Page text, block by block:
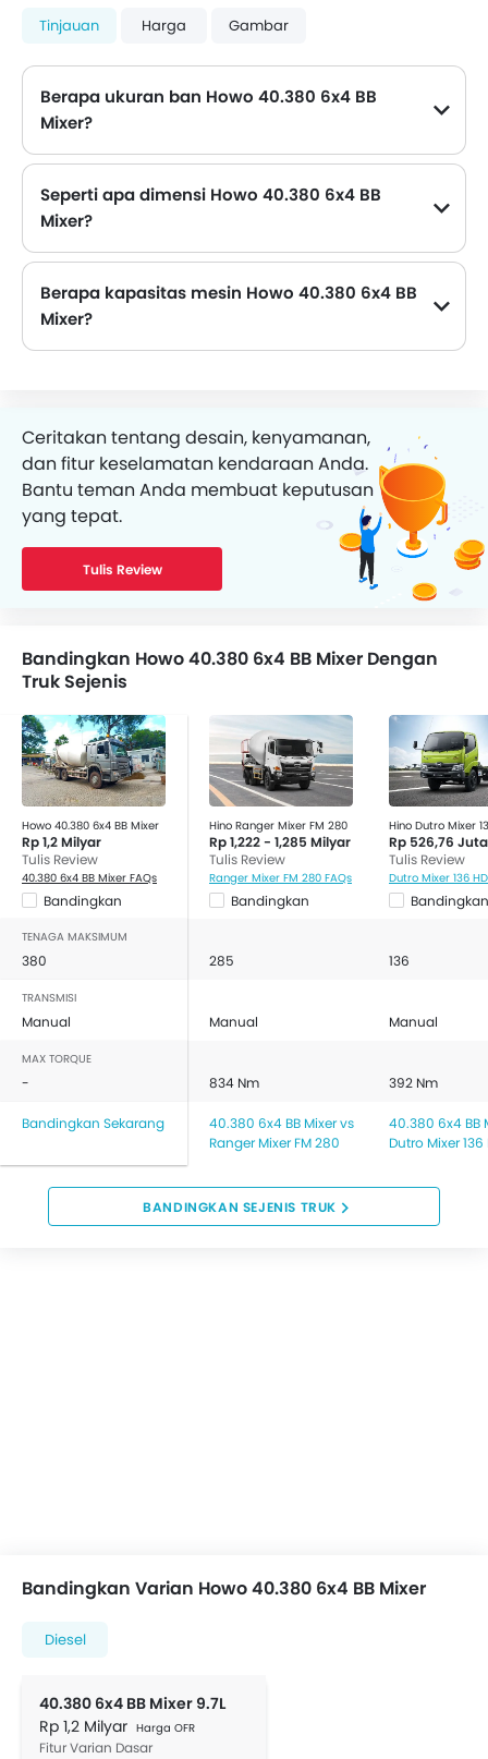
Tinjauan Harga Gambar
Berapa ukuran ban Howo 40.380 6x4 BB
Mixer?
Seperti apa dimensi Howo 40.380 6x4 BB
Mixer?
Berapa kapasitas mesin Howo 40.380 6x4 BB
Mixer?
Ceritakan tentang desain, kenyamanan,
dan fitur keselamatan kendaraan Anda.
Bantu teman Anda membuat keputusan
yang tepat.
Tulis Review
Bandingkan Howo 40.380 6x4 BB Mixer Dengan
Truk Sejenis
Howo 40.380 6x4 BB Mixer
Rp 1,2 Milyar
Tulis Review
40.380 6x4 BB Mixer FAQs
Bandingkan
Hino Ranger Mixer FM 280
Rp 1,222 - 1,285 Milyar
Tulis Review
Ranger Mixer FM 280 FAQs
Bandingkan
Hino Dutro Mixer
Rp 526,76 Juta
Tulis Review
Dutro Mixer 136
Bandingkan
TENAGA MAKSIMUM
380 285 136
TRANSMISI
Manual Manual Manual
MAX TORQUE
- 834 Nm 392 Nm
Bandingkan Sekarang
40.380 6x4 BB Mixer vs
Ranger Mixer FM 280
40.380 6x4 BB
Dutro Mixer 136
BANDINGKAN SEJENIS TRUK
Bandingkan Varian Howo 40.380 6x4 BB Mixer
Diesel
40.380 6x4 BB Mixer 9.7L
Rp 1,2 Milyar Harga OFR
Fitur Varian Dasar